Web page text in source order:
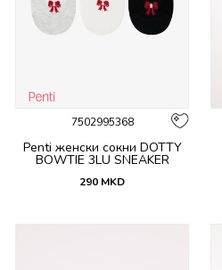
7502995368
Penti женски сокни DOTTY
BOWTIE 3LU SNEAKER
290 MKD